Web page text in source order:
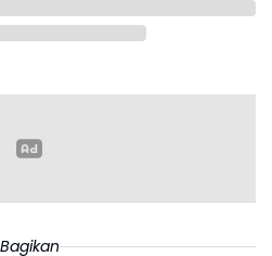
gempa bumi susulan yang
berkekuatan magnitudo 3,5
Bagikan